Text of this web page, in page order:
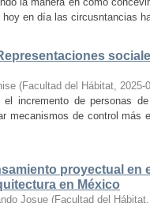
en día las circusntancias
(Facultad del Hábitat, 2025-
incremento de personas
mecanismos de control más
proyectual en
en México
Josue (Facultad del Hábitat,